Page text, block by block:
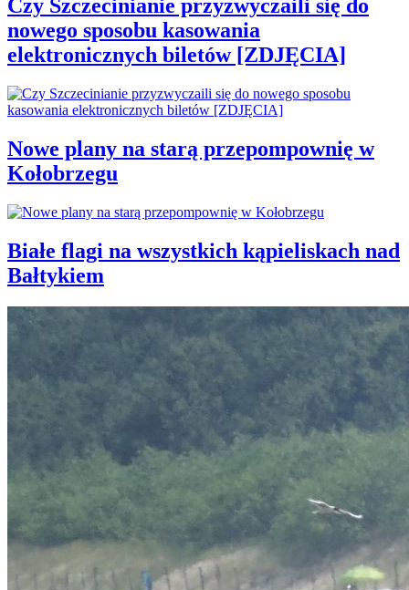
Czy Szczecinianie przyzwyczaili się do
nowego sposobu kasowania
elektronicznych biletów [ZDJĘCIA]
Nowe plany na starą przepompownię w
Kołobrzegu
Białe flagi na wszystkich kąpieliskach nad
Bałtykiem